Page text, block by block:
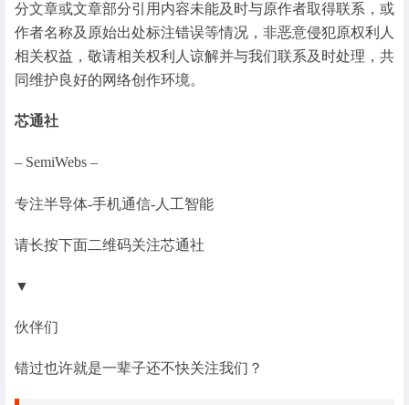
分文章或文章部分引用内容未能及时与原作者取得联系，或
作者名称及原始出处标注错误等情况，非恶意侵犯原权利人
相关权益，敬请相关权利人谅解并与我们联系及时处理，共
同维护良好的网络创作环境。
芯通社
– SemiWebs –
专注半导体-手机通信-人工智能
请长按下面二维码关注芯通社
▼
伙伴们
错过也许就是一辈子还不快关注我们？